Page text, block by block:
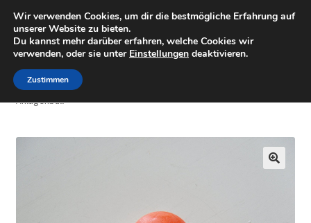
Zur
Navigation
springen
Zum
Inhalt
springen
Minigolfartikel
Shop
Mein Konto
Warenkorb
Start Minigolfbälle einzeln
Anlagenball
Wir verwenden Cookies, um dir die bestmögliche Erfahrung auf
unserer Website zu bieten.
Du kannst mehr darüber erfahren, welche Cookies wir
verwenden, oder sie unter Einstellungen deaktivieren.
Zustimmen